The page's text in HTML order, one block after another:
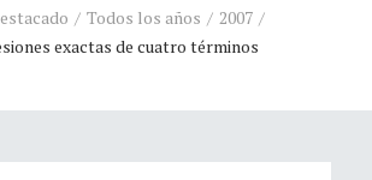
Todos los años
2007
exactas de cuatro términos